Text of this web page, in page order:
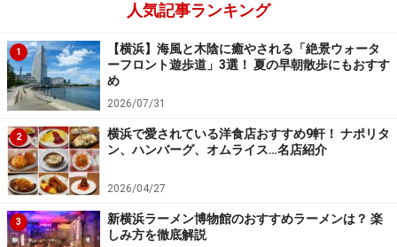
スーツァンレストラン陳ならではのメニューがずらり ※時
2021年7月に横浜ベイホテル東急3階にオープンした、四
川料理「スーツァンレストラン陳」。平日限定で中国料
理の食事とホテルスイーツが楽しめるチャイニーズアフ
タヌーンティーを提供しています。
スーツァンレストラン陳自慢のエビチリを使ったメニュ
ーなどのセイボリーと「アンニンドウフ」や旬のフルー
ツを使ったデザートが楽しめます。
人気記事ランキング
1
【横浜】海風と木陰に癒やされる「絶景ウォータ
ーフロント遊歩道」3選！ 夏の早朝散歩にもおすす
め
2026/07/31
2
横浜で愛されている洋食店おすすめ9軒！ ナポリタ
ン、ハンバーグ、オムライス…名店紹介
2026/04/27
3
新横浜ラーメン博物館のおすすめラーメンは？ 楽
しみ方を徹底解説